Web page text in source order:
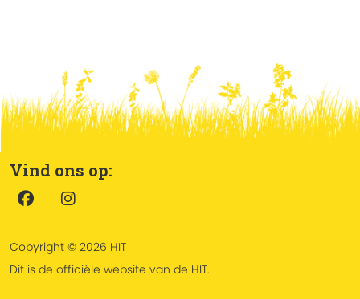
Vind ons op:
Copyright © 2026 HIT
Dit is de officiële website van de HIT.